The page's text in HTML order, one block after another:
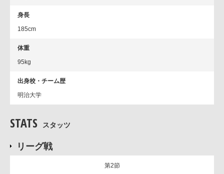
身長
185cm
体重
95kg
出身校・チーム歴
明治大学
STATS スタッツ
リーグ戦
第2節